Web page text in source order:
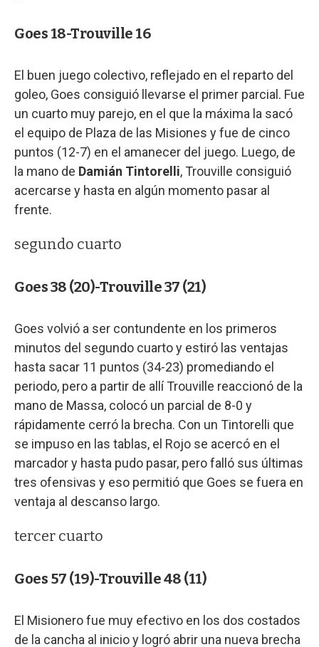
Goes 18-Trouville 16
El buen juego colectivo, reflejado en el reparto del
goleo, Goes consiguió llevarse el primer parcial. Fue
un cuarto muy parejo, en el que la máxima la sacó
el equipo de Plaza de las Misiones y fue de cinco
puntos (12-7) en el amanecer del juego. Luego, de
la mano de Damián Tintorelli, Trouville consiguió
acercarse y hasta en algún momento pasar al
frente.
segundo cuarto
Goes 38 (20)-Trouville 37 (21)
Goes volvió a ser contundente en los primeros
minutos del segundo cuarto y estiró las ventajas
hasta sacar 11 puntos (34-23) promediando el
periodo, pero a partir de allí Trouville reaccionó de la
mano de Massa, colocó un parcial de 8-0 y
rápidamente cerró la brecha. Con un Tintorelli que
se impuso en las tablas, el Rojo se acercó en el
marcador y hasta pudo pasar, pero falló sus últimas
tres ofensivas y eso permitió que Goes se fuera en
ventaja al descanso largo.
tercer cuarto
Goes 57 (19)-Trouville 48 (11)
El Misionero fue muy efectivo en los dos costados
de la cancha al inicio y logró abrir una nueva brecha